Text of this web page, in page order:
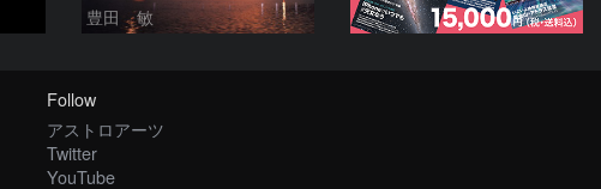
豊田 敏
Follow
アストロアーツ
Twitter
YouTube